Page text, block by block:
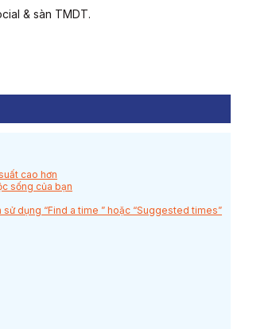
& sàn TMDT.
cao hơn
sống của bạn
dụng “Find a time ” hoặc “Suggested times”